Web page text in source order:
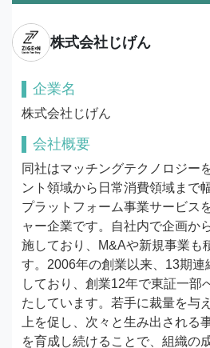
株式会社じげん
企業名
株式会社じげん
会社概要
同社はマッチングテクノロジー
ント領域から日常消費領域まで
プラットフォーム事業サービス
ャー企業です。自社内で企画か
施しており、M&Aや新規事業も
す。2006年の創業以来、13期
しており、創業12年で東証一部
たしています。若手に裁量を与
上を促し、次々と生み出される
を育成し続けることで、組織の